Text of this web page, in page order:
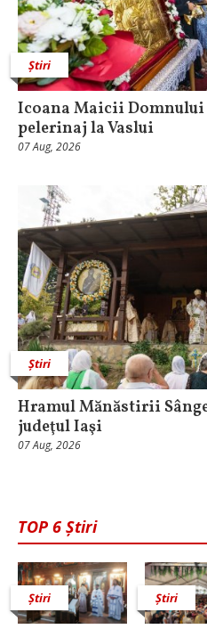
Știri
Icoana Maicii
pelerinaj la Vaslui
07 Aug, 2026
Știri
Hramul Mănăstirii
judeţul Iaşi
07 Aug, 2026
TOP 6 Știri
Știri Știri